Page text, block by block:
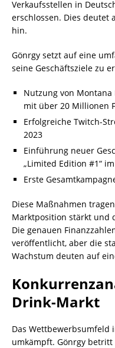
Verkaufsstellen in
erschlossen. Dies deutet
hin.
Gönrgy setzt auf eine
seine Geschäftsziele zu
Nutzung von Montana
mit über 20 Millionen
Erfolgreiche Twitch-
2023
Einführung neuer
„Limited Edition #1“
Erste
Diese Maßnahmen
Marktposition stärkt und
Die genauen
veröffentlicht, aber die
Wachstum deuten auf
Drink-Markt
Das Wettbewerbsumfeld
umkämpft. Gönrgy